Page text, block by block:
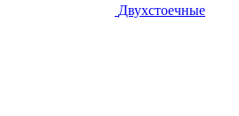
Двухстоечные